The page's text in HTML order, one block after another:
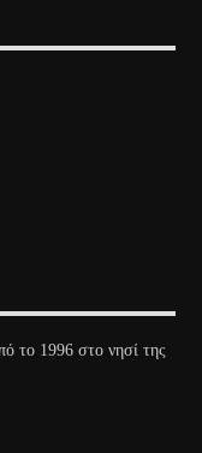
το 1996 στο νησί της